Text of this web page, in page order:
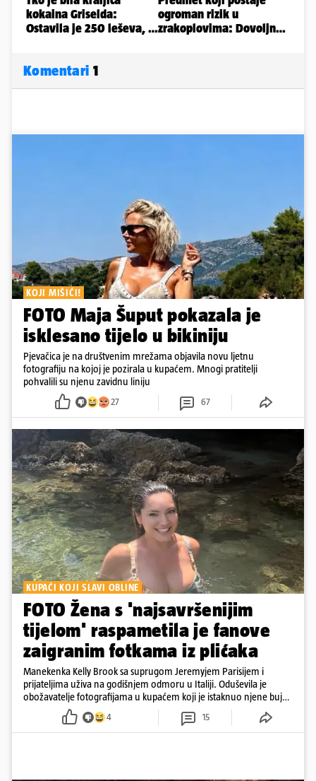
Komentari 1
KOJI MIŠIĆI!
FOTO Maja Šuput pokazala je
isklesano tijelo u bikiniju
Pjevačica je na društvenim mrežama objavila novu ljetnu
fotografiju na kojoj je pozirala u kupaćem. Mnogi pratitelji
pohvalili su njenu zavidnu liniju
27 67
KUPAĆI KOJI SLAVI OBLINE
FOTO Žena s 'najsavršenijim
tijelom' raspametila je fanove
zaigranim fotkama iz plićaka
Manekenka Kelly Brook sa suprugom Jeremyjem Parisijem i
prijateljima uživa na godišnjem odmoru u Italiji. Oduševila je
obožavatelje fotografijama u kupaćem koji je istaknuo njene bujne
4 15